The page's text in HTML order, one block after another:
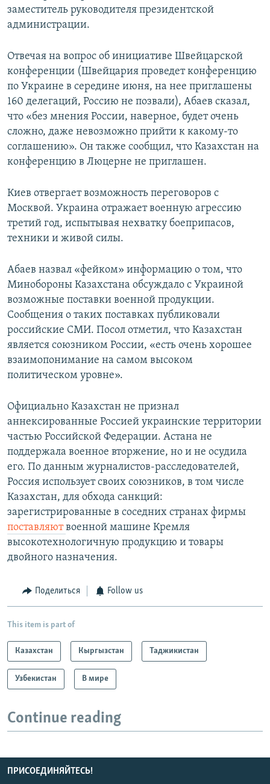
заместитель руководителя президентской
администрации.
Отвечая на вопрос об инициативе Швейцарской
конференции (Швейцария проведет конференцию
по Украине в середине июня, на нее приглашены
160 делегаций, Россию не позвали), Абаев сказал,
что «без мнения России, наверное, будет очень
сложно, даже невозможно прийти к какому-то
соглашению». Он также сообщил, что Казахстан на
конференцию в Люцерне не приглашен.
Киев отвергает возможность переговоров с
Москвой. Украина отражает военную агрессию
третий год, испытывая нехватку боеприпасов,
техники и живой силы.
Абаев назвал «фейком» информацию о том, что
Минобороны Казахстана обсуждало с Украиной
возможные поставки военной продукции.
Сообщения о таких поставках публиковали
российские СМИ. Посол отметил, что Казахстан
является союзником России, «есть очень хорошее
взаимопонимание на самом высоком
политическом уровне».
Официально Казахстан не признал
аннексированные Россией украинские территории
частью Российской Федерации. Астана не
поддержала военное вторжение, но и не осудила
его. По данным журналистов-расследователей,
Россия использует своих союзников, в том числе
Казахстан, для обхода санкций:
зарегистрированные в соседних странах фирмы
поставляютвоенной машине Кремля
высокотехнологичную продукцию и товары
двойного назначения.
Поделиться Follow us
This item is part of
Казахстан Кыргызстан Таджикистан
Узбекистан В мире
Continue reading
ПРИСОЕДИНЯЙТЕСЬ!